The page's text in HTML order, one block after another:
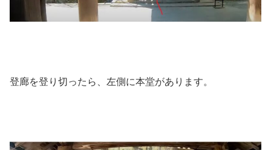
登廊を登り切ったら、左側に本堂があります。